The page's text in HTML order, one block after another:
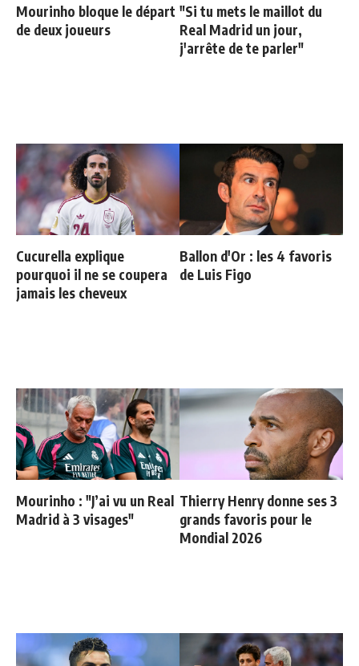
Mourinho bloque le départ
de deux joueurs
"Si tu mets le maillot du
Real Madrid un jour,
j'arrête de te parler"
Cucurella explique
pourquoi il ne se coupera
jamais les cheveux
Ballon d'Or : les 4 favoris
de Luis Figo
Mourinho : "J’ai vu un Real
Madrid à 3 visages"
Thierry Henry donne ses 3
grands favoris pour le
Mondial 2026